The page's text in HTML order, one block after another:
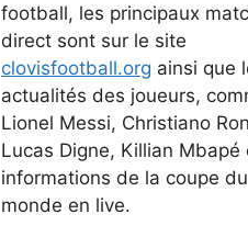
football, les principaux
direct sont sur le site
clovisfootball.org ainsi que
actualités des joueurs,
Lionel Messi, Christiano
Lucas Digne, Killian Mbapé
informations de la coupe du
monde en live.